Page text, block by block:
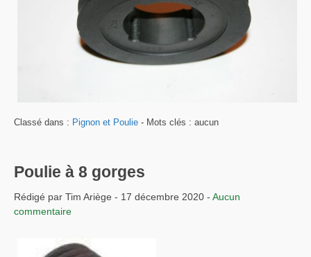
Classé dans : Pignon et Poulie - Mots clés : aucun
Poulie à 8 gorges
Rédigé par Tim Ariège - 17 décembre 2020 - Aucun
commentaire